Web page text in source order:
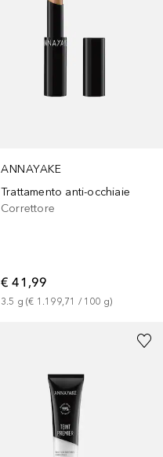
ANNAYAKE
Trattamento anti-occhiaie
Correttore
€ 41,99
3.5 g (€ 1.199,71 / 100 g)